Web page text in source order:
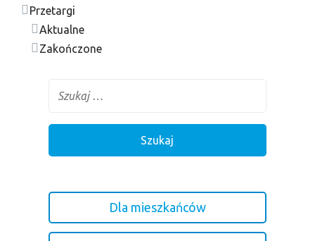
Przetargi
Aktualne
Zakończone
Dla mieszkańców